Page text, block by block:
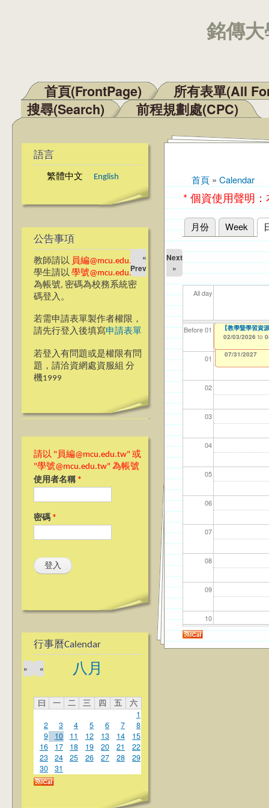
銘傳
主選單
首頁(FrontPage)
所有表單(All
搜尋(Search)
前程規劃處(CPC)
語言
繁體中文 English
公告事項
教師請以 員編@mcu.edu.tw
學生請以 學號@mcu.edu.tw
為帳號, 密碼為校務系統密
碼登入。
若需申請表單製作者權限，
請先行登入後填寫申請表單
若登入有問題或是權限有問
題，請洽資網處資服組 分
機1999
請以 "員編@mcu.edu.tw" 或
"學號@mcu.edu.tw" 為帳號
使用者名稱 *
密碼 *
行事曆Calendar
八月
«
»
曰 一 二 三 四 五
六
1
2
3 4 5 6 7
8
9
10 11 12 13 14
15
16
17 18 19 20 21
22
23
24 25 26 27 28
29
30
31
您在這裡
首頁 » Calendar
* 個資使用聲明
主要索引標籤
月份 Week
«
Prev
Next
»
All day
Before 01
01
02
03
04
05
06
07
08
09
10
11
【資網處】
整合系統～表單
12/31/2027
【財務處】工讀
11/12/2021 to
【財務處】漏打
錄
07/31/2027
114
04/
114
02/
114
03/
【學
07/
教務
11/
商品
11/
【教學暨學習資
02/03/2026 to
【教學暨學習資
02/03/2026 to